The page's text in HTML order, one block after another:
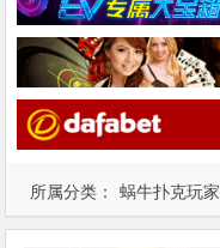
所属分类： 蜗牛扑克玩家